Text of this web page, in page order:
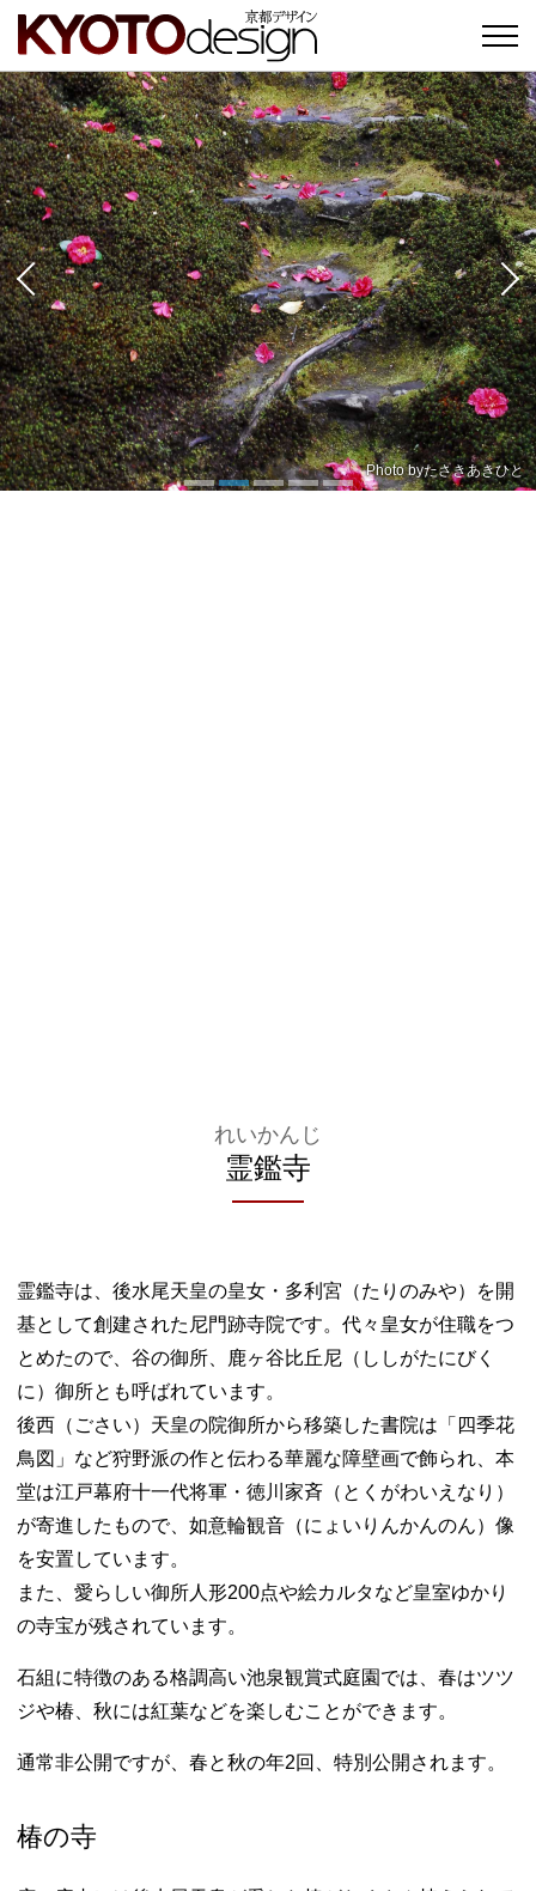
Photo byKoichiro
Photo byChiaki
Photo byたさきあきひと
霊鑑寺
れいかんじ
霊鑑寺は、後水尾天皇の皇女・多利宮（たりのみや）を開
基として創建された尼門跡寺院です。代々皇女が住職をつ
とめたので、谷の御所、鹿ヶ谷比丘尼（ししがたにびく
に）御所とも呼ばれています。
後西（ごさい）天皇の院御所から移築した書院は「四季花
鳥図」など狩野派の作と伝わる華麗な障壁画で飾られ、本
堂は江戸幕府十一代将軍・徳川家斉（とくがわいえなり）
が寄進したもので、如意輪観音（にょいりんかんのん）像
を安置しています。
また、愛らしい御所人形200点や絵カルタなど皇室ゆかり
の寺宝が残されています。
石組に特徴のある格調高い池泉観賞式庭園では、春はツツ
ジや椿、秋には紅葉などを楽しむことができます。
通常非公開ですが、春と秋の年2回、特別公開されます。
椿の寺